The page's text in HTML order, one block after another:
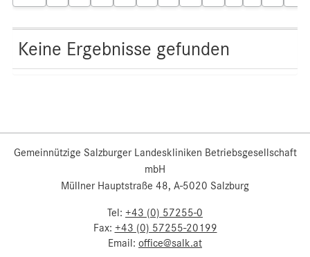
Keine Ergebnisse gefunden
Gemeinnützige Salzburger Landeskliniken Betriebsgesellschaft
mbH
Müllner Hauptstraße 48, A-5020 Salzburg
Tel: +43 (0) 57255-0
Fax: +43 (0) 57255-20199
Email: office@salk.at